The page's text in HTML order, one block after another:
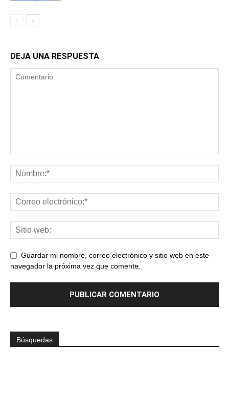
DEJA UNA RESPUESTA
Guardar mi nombre, correo electrónico y sitio web en este
navegador la próxima vez que comente.
Búsquedas